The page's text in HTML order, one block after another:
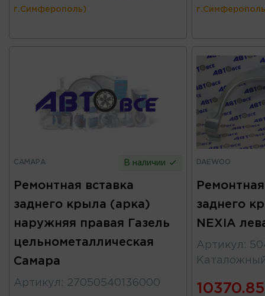
г.Симферополь)
САМАРА В наличии
Ремонтная вставка
заднего крыла (арка)
наружняя правая Газель
цельнометаллическая
Самара
Артикул : 27050540136000
DAEWOO
заднего
NEXIA
Артикул :
10370.85